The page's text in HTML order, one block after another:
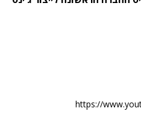
https://